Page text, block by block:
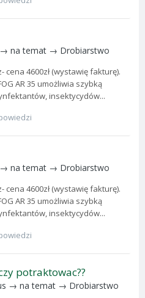
→ na temat → Drobiarstwo
cena 4600zł (wystawię fakturę).
AR 35 umożliwia szybką
insektycydów...
→ na temat → Drobiarstwo
cena 4600zł (wystawię fakturę).
AR 35 umożliwia szybką
insektycydów...
potraktowac??
→ na temat → Drobiarstwo